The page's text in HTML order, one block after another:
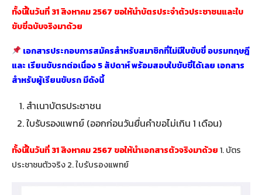
ทั้งนี้ในวันที่ 31 สิงหาคม 2567 ขอให้นำบัตรประจำตัวประชาชนและใบ
ขับขี่ฉบับจริงมาด้วย
เอกสารประกอบการสมัครสำหรับสมาชิกที่ไม่มีใบขับขี่ อบรมทฤษฎี
และ เรียนขับรถต่อเนื่อง 5 สัปดาห์ พร้อมสอบใบขับขี่ได้เลย เอกสาร
สำหรับผู้เรียนขับรถ มีดังนี้
สำเนาบัตรประชาชน
ใบรับรองแพทย์ (ออกก่อนวันยื่นคำขอไม่เกิน 1 เดือน)
ทั้งนี้ในวันที่ 31 สิงหาคม 2567 ขอให้นำเอกสารตัวจริงมาด้วย1. บัตร
ประชาชนตัวจริง 2. ใบรับรองแพทย์